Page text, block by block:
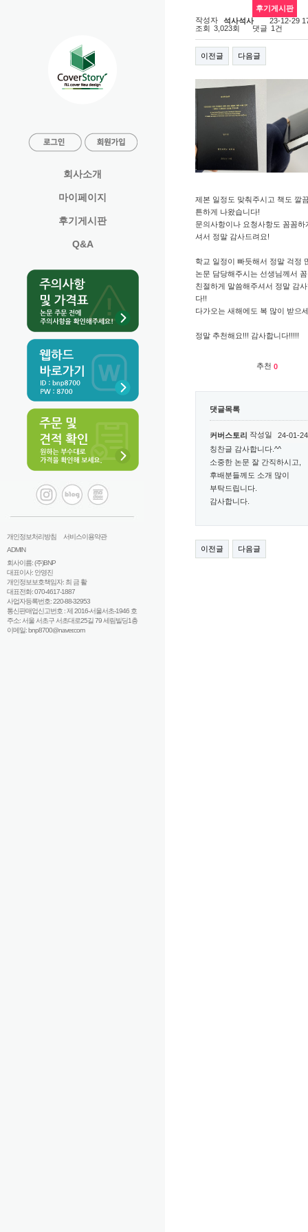
회사소개
마이페이지
후기게시판
Q&A
개인정보처리방침
서비스이용약관
ADMIN
회사이름: (주)BNP
대표이사: 안영진
개인정보보호책임자: 최 금 활
대표전화: 070-4617-1887
사업자등록번호: 220-88-32953
통신판매업신고번호 : 제 2016-서울서초-1946 호
주소: 서울 서초구 서초대로25길 79 세림빌딩1층
이메일: bnp8700@naver.com
후기게시판
작성자 석사석사
23-12-29
조회 3,023회 댓글 1건
이전글 다음글
제본 일정도 맞춰주시고 책도 깔
튼하게 나왔습니다!
문의사항이나 요청사항도 꼼꼼하
셔서 정말 감사드려요!
학교 일정이 빠듯해서 정말 걱정
논문 담당해주시는 선생님께서
친절하게 말씀해주셔서 정말 감
다!!
다가오는 새해에도 복 많이 받으
정말 추천해요!!! 감사합니다!!!!!
추천 0
댓글목록
커버스토리 작성일
24-01-
칭찬글 감사합니다.^^
소중한 논문 잘 간직하시고,
후배분들께도 소개 많이
부탁드립니다.
감사합니다.
이전글 다음글